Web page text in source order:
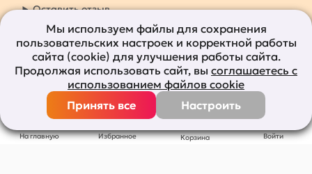
На главную Избранное Корзина Войти
Оставить отзыв
8 800 7009 161 Заказать звонок
Наши социальные
сети
Все права защищены © 2011-2026bolshepodarkov.ru
Мы используем файлы для сохранения
пользовательских настроек и корректной работы
сайта (cookie) для улучшения работы сайта.
Продолжая использовать сайт, вы соглашаетесь с
использованием файлов cookie
Принять все
Настроить